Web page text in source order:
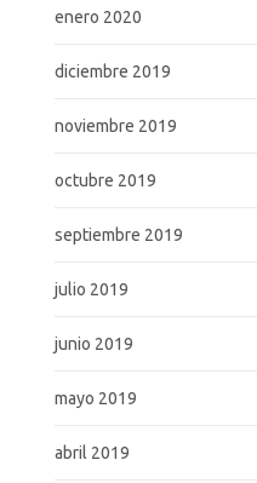
enero 2020
diciembre 2019
noviembre 2019
octubre 2019
septiembre 2019
julio 2019
junio 2019
mayo 2019
abril 2019